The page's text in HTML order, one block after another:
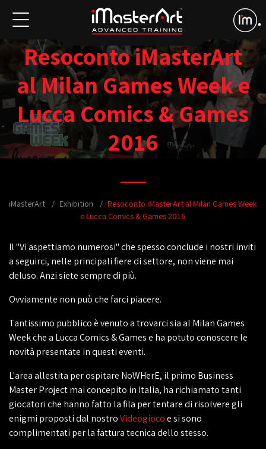
Resoconto iMasterArt
al Milan Games Week e
Lucca Comics & Games
2016
iMasterArt Exhibition
Resoconto iMasterArt al Milan Games Week
e Lucca Comics & Games 2016
Il "Vi aspettiamo numerosi" che spesso conclude i nostri inviti
a seguirci, nelle principali fiere di settore, non viene mai
deluso. Anzi siete sempre di più.
Ovviamente non può che farci piacere.
Tantissimo pubblico è venuto a trovarci sia al Milan Games
Week che a Lucca Comics & Games e ha potuto conoscere le
novità presentate in questi eventi.
L'area allestita per ospitare NoWHerE, il primo Business
Master Project mai concepito in Italia, ha richiamato tanti
giocatori che hanno fatto la fila per tentare di risolvere gli
enigmi proposti dal nostroVideogiocoe si sono
complimentati per la fattura tecnica dello stesso.